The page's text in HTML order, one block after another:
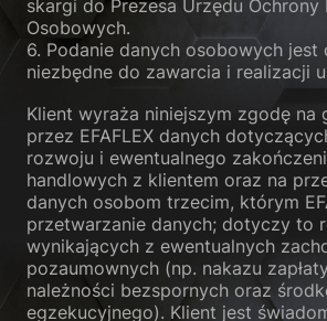
skargi do Prezesa Urzędu Ochrony
Osobowych.
6. Podanie danych osobowych jest
niezbędne do zawarcia i realizacji
Klient wyraża niniejszym zgodę na
przez EFAFLEX danych
rozwoju i ewentualnego
handlowych z klientem oraz na
danych osobom trzecim, którym
przetwarzanie danych; dotyczy to
wynikających z ewentualnych
pozaumownych (np. nakazu
należności bezspornych oraz
egzekucyjnego). Klient jest